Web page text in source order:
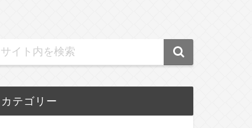
カテゴリー